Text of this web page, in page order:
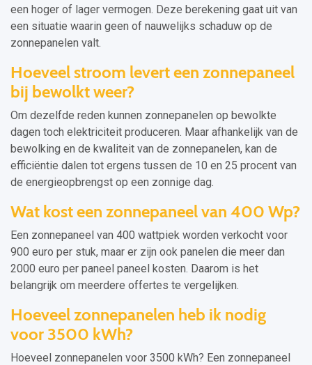
een hoger of lager vermogen. Deze berekening gaat uit van
een situatie waarin geen of nauwelijks schaduw op de
zonnepanelen valt.
Hoeveel stroom levert een zonnepaneel
bij bewolkt weer?
Om dezelfde reden kunnen zonnepanelen op bewolkte
dagen toch elektriciteit produceren. Maar afhankelijk van de
bewolking en de kwaliteit van de zonnepanelen, kan de
efficiëntie dalen tot ergens tussen de 10 en 25 procent van
de energieopbrengst op een zonnige dag.
Wat kost een zonnepaneel van 400 Wp?
Een zonnepaneel van 400 wattpiek worden verkocht voor
900 euro per stuk, maar er zijn ook panelen die meer dan
2000 euro per paneel paneel kosten. Daarom is het
belangrijk om meerdere offertes te vergelijken.
Hoeveel zonnepanelen heb ik nodig
voor 3500 kWh?
Hoeveel zonnepanelen voor 3500 kWh? Een zonnepaneel